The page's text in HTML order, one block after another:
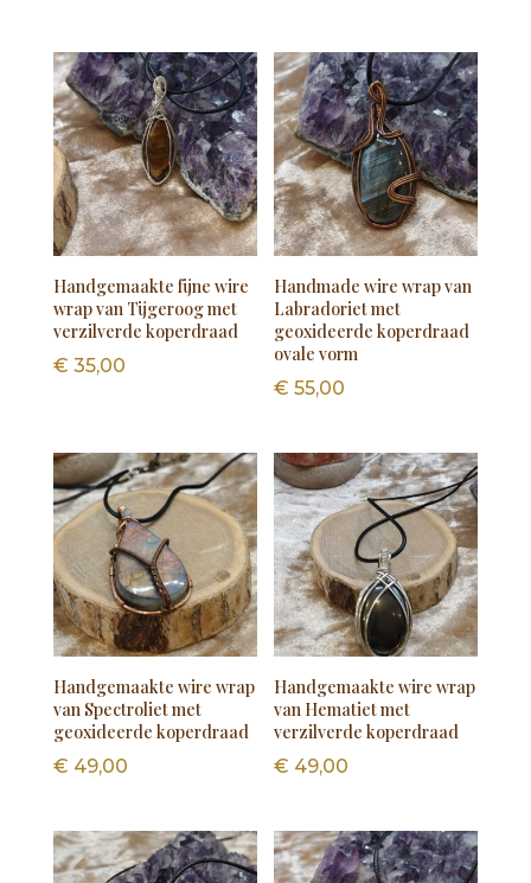
Handgemaakte fijne wire
wrap van Tijgeroog met
verzilverde koperdraad
€ 35,00
Handmade wire wrap van
Labradoriet met
geoxideerde koperdraad
ovale vorm
€ 55,00
Handgemaakte wire wrap
van Spectroliet met
geoxideerde koperdraad
€ 49,00
Handgemaakte wire wrap
van Hematiet met
verzilverde koperdraad
€ 49,00